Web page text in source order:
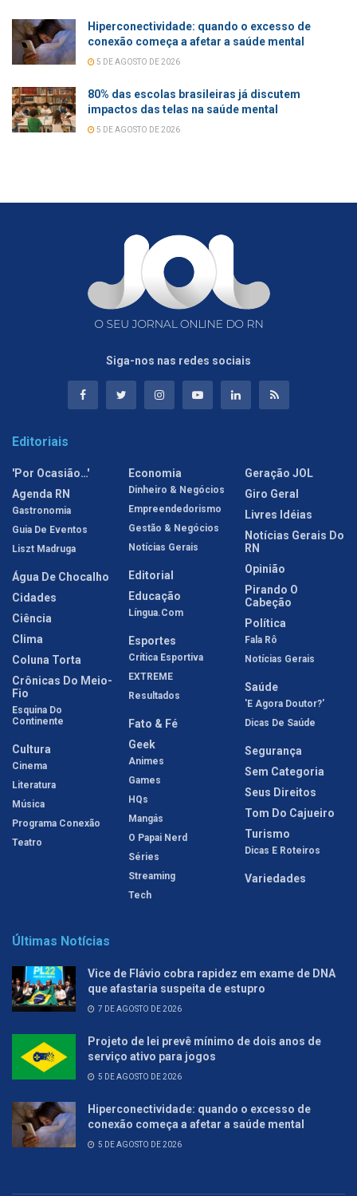
Hiperconectividade: quando o excesso de
conexão começa a afetar a saúde mental
5 DE AGOSTO DE 2026
80% das escolas brasileiras já discutem
impactos das telas na saúde mental
5 DE AGOSTO DE 2026
Siga-nos nas redes sociais
Editoriais
'Por Ocasião…'
Agenda RN
Gastronomia
Guia De Eventos
Liszt Madruga
Água De Chocalho
Cidades
Ciência
Clima
Coluna Torta
Crônicas Do Meio-
Fio
Esquina Do
Continente
Cultura
Cinema
Literatura
Música
Programa Conexão
Teatro
Economia
Dinheiro & Negócios
Empreendedorismo
Gestão & Negócios
Notícias Gerais
Editorial
Educação
Língua.com
Esportes
Crítica Esportiva
EXTREME
Resultados
Fato & Fé
Geek
Animes
Games
HQs
Mangás
O Papai Nerd
Séries
Streaming
Tech
Geração JOL
Giro Geral
Livres Idéias
Notícias Gerais Do
RN
Opinião
Pirando O
Cabeção
Política
Fala Rô
Notícias Gerais
Saúde
'E Agora Doutor?'
Dicas De Saúde
Segurança
Sem Categoria
Seus Direitos
Tom Do Cajueiro
Turismo
Dicas E Roteiros
Variedades
Últimas Notícias
Vice de Flávio cobra rapidez em exame de DNA
que afastaria suspeita de estupro
7 DE AGOSTO DE 2026
Projeto de lei prevê mínimo de dois anos de
serviço ativo para jogos
5 DE AGOSTO DE 2026
Hiperconectividade: quando o excesso de
conexão começa a afetar a saúde mental
5 DE AGOSTO DE 2026